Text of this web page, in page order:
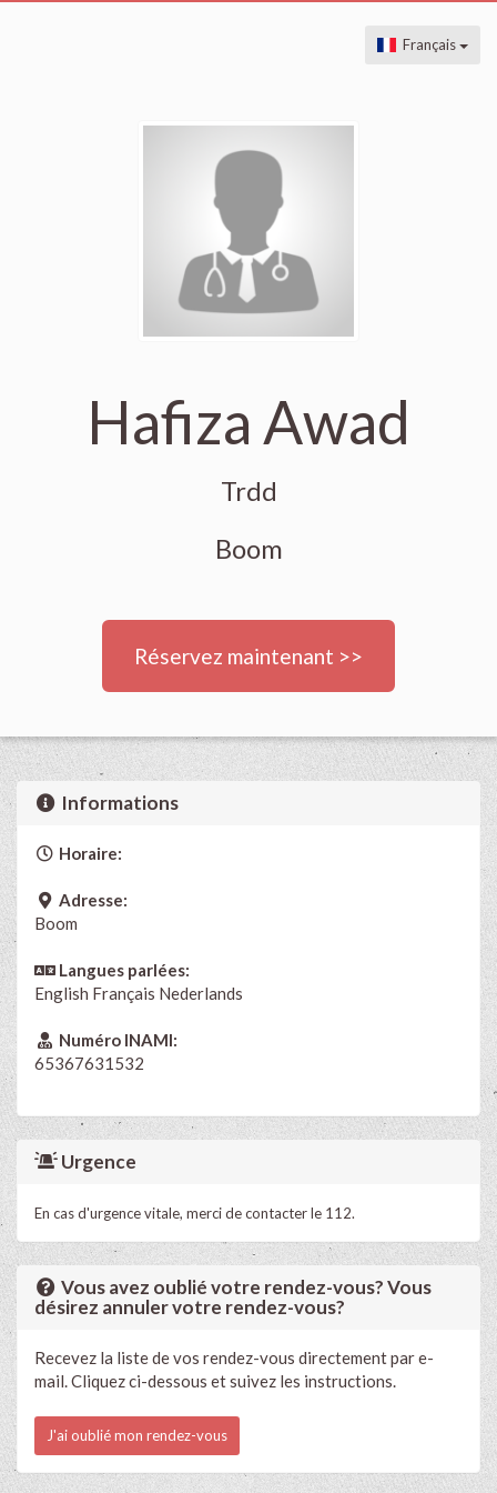
Français
Hafiza Awad
Trdd
Boom
Réservez maintenant >>
Informations
Horaire:
Adresse:
Boom
Langues parlées:
English Français Nederlands
Numéro INAMI:
65367631532
Urgence
En cas d'urgence vitale, merci de contacter le 112.
Vous avez oublié votre rendez-vous? Vous
désirez annuler votre rendez-vous?
Recevez la liste de vos rendez-vous directement par e-
mail. Cliquez ci-dessous et suivez les instructions.
J'ai oublié mon rendez-vous